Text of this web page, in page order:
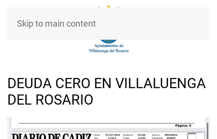
Skip to main content
DEUDA CERO EN VILLALUENGA
DEL ROSARIO